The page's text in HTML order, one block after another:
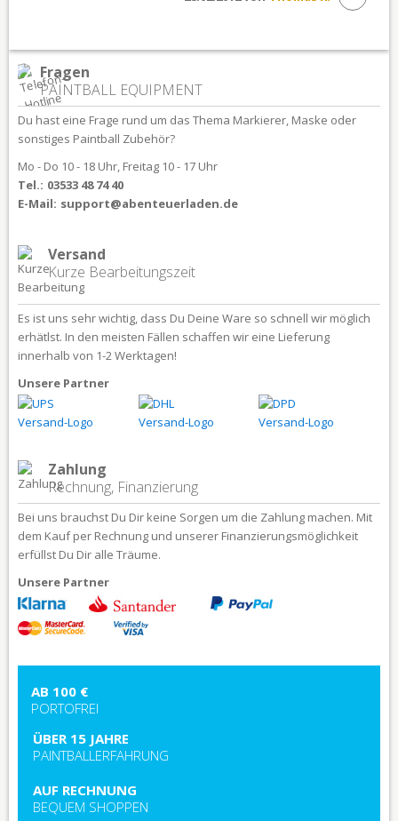
Fragen
PAINTBALL EQUIPMENT
Du hast eine Frage rund um das Thema Markierer, Maske oder
sonstiges Paintball Zubehör?
Mo - Do 10 - 18 Uhr, Freitag 10 - 17 Uhr
Tel.: 03533 48 74 40
E-Mail: support@abenteuerladen.de
Versand
Kurze Bearbeitungszeit
Es ist uns sehr wichtig, dass Du Deine Ware so schnell wir möglich
erhätlst. In den meisten Fällen schaffen wir eine Lieferung
innerhalb von 1-2 Werktagen!
Unsere Partner
Zahlung
Rechnung, Finanzierung
Bei uns brauchst Du Dir keine Sorgen um die Zahlung machen. Mit
dem Kauf per Rechnung und unserer Finanzierungsmöglichkeit
erfüllst Du Dir alle Träume.
Unsere Partner
AB 100 €
PORTOFREI
ÜBER 15 JAHRE
PAINTBALLERFAHRUNG
AUF RECHNUNG
BEQUEM SHOPPEN